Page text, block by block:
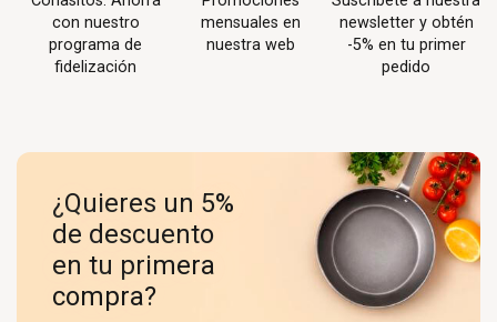
con nuestro
programa de
fidelización
mensuales en
nuestra web
newsletter y obtén
-5% en tu primer
pedido
¿Quieres un 5%
de descuento
en tu primera
compra?